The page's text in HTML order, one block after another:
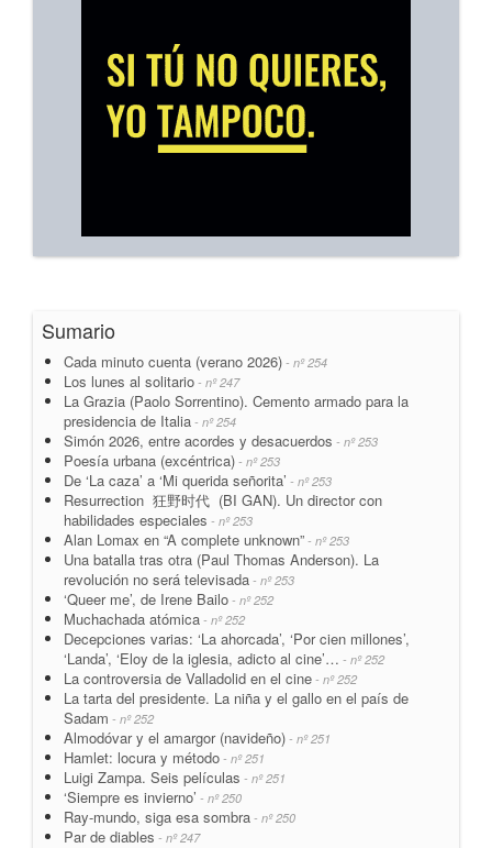
Sumario
Cada minuto cuenta (verano 2026) - nº 254
Los lunes al solitario - nº 247
La Grazia (Paolo Sorrentino). Cemento armado para la
presidencia de Italia - nº 254
Simón 2026, entre acordes y desacuerdos - nº 253
Poesía urbana (excéntrica) - nº 253
De ‘La caza’ a ‘Mi querida señorita’ - nº 253
Resurrection 狂野时代 (BI GAN). Un director con
habilidades especiales - nº 253
Alan Lomax en “A complete unknown” - nº 253
Una batalla tras otra (Paul Thomas Anderson). La
revolución no será televisada - nº 253
‘Queer me’, de Irene Bailo - nº 252
Muchachada atómica - nº 252
Decepciones varias: ‘La ahorcada’, ‘Por cien millones’,
‘Landa’, ‘Eloy de la iglesia, adicto al cine’… - nº 252
La controversia de Valladolid en el cine - nº 252
La tarta del presidente. La niña y el gallo en el país de
Sadam - nº 252
Almodóvar y el amargor (navideño) - nº 251
Hamlet: locura y método - nº 251
Luigi Zampa. Seis películas - nº 251
‘Siempre es invierno’ - nº 250
Ray-mundo, siga esa sombra - nº 250
Par de diables - nº 247